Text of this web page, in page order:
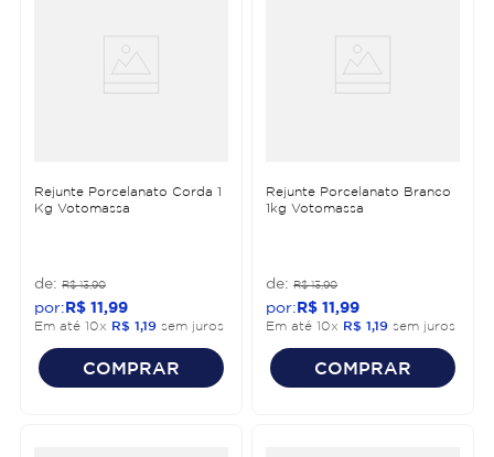
Rejunte Porcelanato Corda 1
Kg Votomassa
R$ 13,90
R$ 11 99
Em até 10x R$ 1 19 sem juros
COMPRAR
Rejunte Porcelanato Branco
1kg Votomassa
R$ 13,90
R$ 11 99
Em até 10x R$ 1 19 sem juros
COMPRAR